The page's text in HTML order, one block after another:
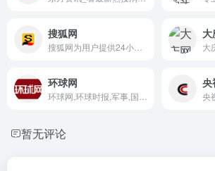
搜狐网 大
环球网 央
央
暂无评论